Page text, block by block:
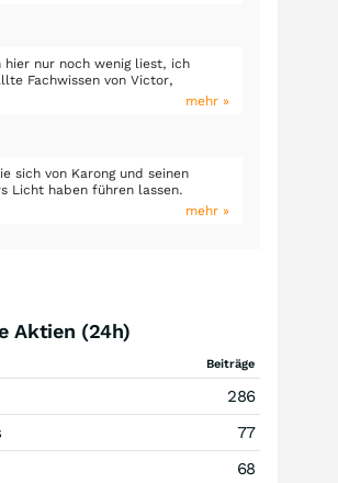
hier nur noch wenig liest, ich
Fachwissen von Victor,
mehr »
sich von Karong und seinen
Licht haben führen lassen.
mehr »
Aktien (24h)
Beiträge
286
77
68